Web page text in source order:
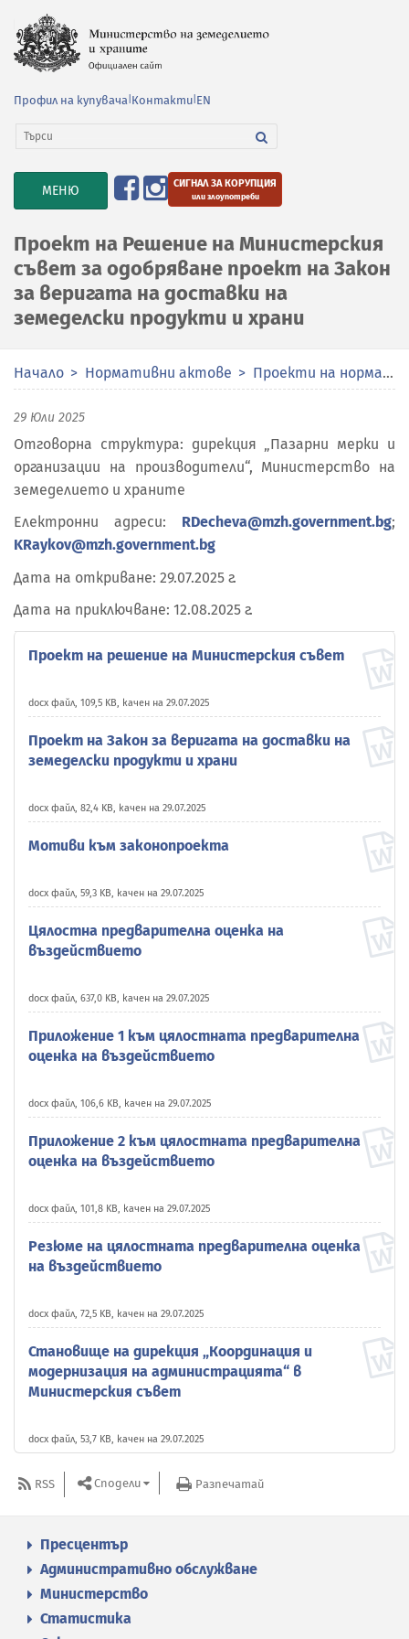
Профил на купувача Контакти EN
TOGGLE
NAVIGATION
МЕНЮ СИГНАЛ ЗА КОРУПЦИЯ
или злоупотреби
Проект на Решение на Министерския
съвет за одобряване проект на Закон
за веригата на доставки на
земеделски продукти и храни
Начало Нормативни актове Проекти на нормативни актове
29 Юли 2025
Отговорна структура: дирекция „Пазарни мерки и
организации на производители“, Министерство на
земеделието и храните
Електронни адреси: RDecheva@mzh.government.bg;
KRaykov@mzh.government.bg
Дата на откриване: 29.07.2025 г.
Дата на приключване: 12.08.2025 г.
Проект на решение на Министерския съвет
docx файл, 109,5 KB, качен на 29.07.2025
Проект на Закон за веригата на доставки на
земеделски продукти и храни
docx файл, 82,4 KB, качен на 29.07.2025
Мотиви към законопроекта
docx файл, 59,3 KB, качен на 29.07.2025
Цялостна предварителна оценка на
въздействието
docx файл, 637,0 KB, качен на 29.07.2025
Приложение 1 към цялостната предварителна
оценка на въздействието
docx файл, 106,6 KB, качен на 29.07.2025
Приложение 2 към цялостната предварителна
оценка на въздействието
docx файл, 101,8 KB, качен на 29.07.2025
Резюме на цялостната предварителна оценка
на въздействието
docx файл, 72,5 KB, качен на 29.07.2025
Становище на дирекция „Координация и
модернизация на администрацията“ в
Министерския съвет
docx файл, 53,7 KB, качен на 29.07.2025
RSS Сподели Разпечатай
Пресцентър
Административно обслужване
Министерство
Статистика